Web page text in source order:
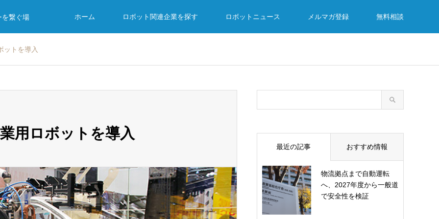
を繋ぐ場 ホーム ロボット関連企業を探す ロボットニュース メルマガ登録 無料相談
ットを導入
用ロボットを導入
最近の記事 おすすめ情報
物流拠点まで自動運転
へ、2027年度から一般道
で安全性を検証